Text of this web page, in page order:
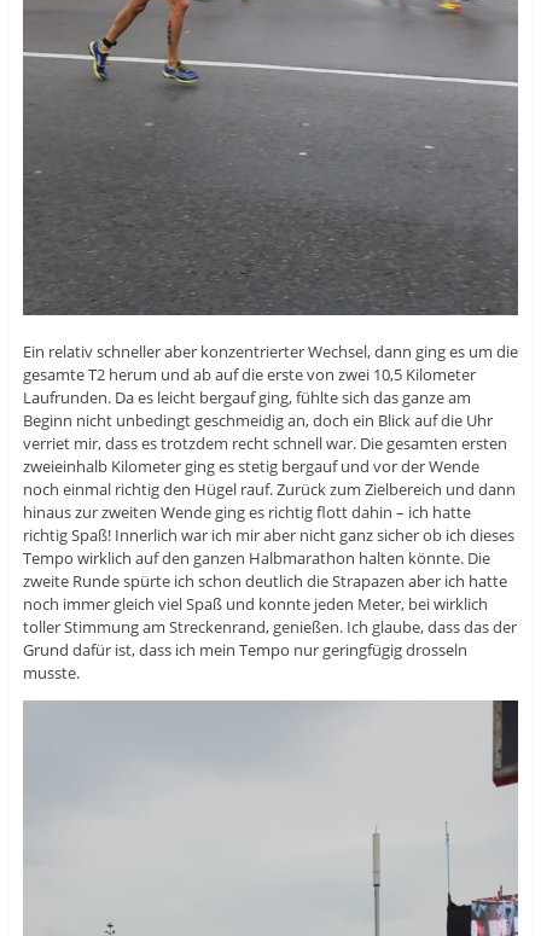
Ein relativ schneller aber konzentrierter Wechsel, dann ging es um die
gesamte T2 herum und ab auf die erste von zwei 10,5 Kilometer
Laufrunden. Da es leicht bergauf ging, fühlte sich das ganze am
Beginn nicht unbedingt geschmeidig an, doch ein Blick auf die Uhr
verriet mir, dass es trotzdem recht schnell war. Die gesamten ersten
zweieinhalb Kilometer ging es stetig bergauf und vor der Wende
noch einmal richtig den Hügel rauf. Zurück zum Zielbereich und dann
hinaus zur zweiten Wende ging es richtig flott dahin – ich hatte
richtig Spaß! Innerlich war ich mir aber nicht ganz sicher ob ich dieses
Tempo wirklich auf den ganzen Halbmarathon halten könnte. Die
zweite Runde spürte ich schon deutlich die Strapazen aber ich hatte
noch immer gleich viel Spaß und konnte jeden Meter, bei wirklich
toller Stimmung am Streckenrand, genießen. Ich glaube, dass das der
Grund dafür ist, dass ich mein Tempo nur geringfügig drosseln
musste.